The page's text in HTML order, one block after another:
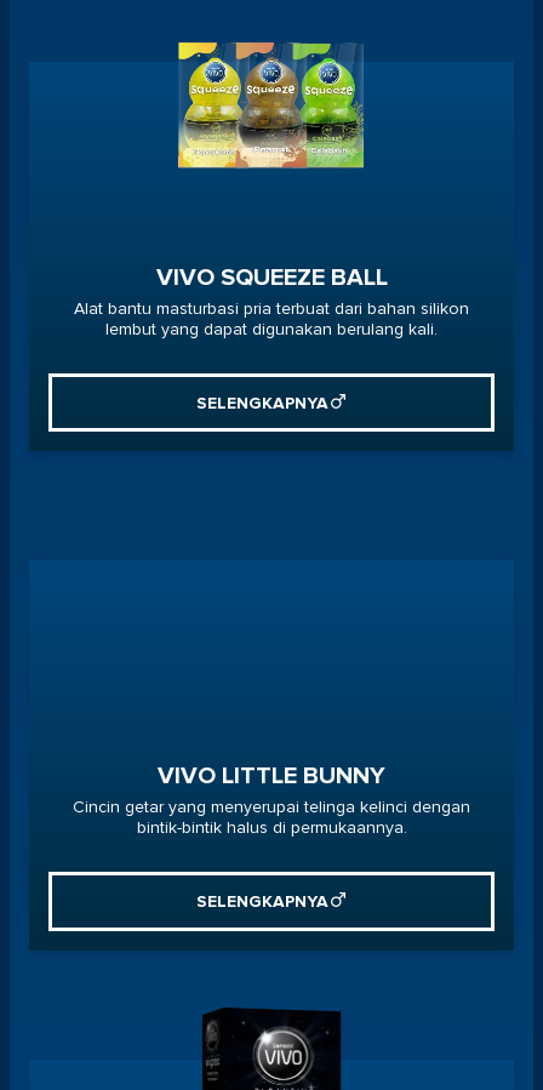
VIVO SQUEEZE BALL
Alat bantu masturbasi pria terbuat dari bahan silikon
lembut yang dapat digunakan berulang kali.
SELENGKAPNYA
VIVO LITTLE BUNNY
Cincin getar yang menyerupai telinga kelinci dengan
bintik-bintik halus di permukaannya.
SELENGKAPNYA